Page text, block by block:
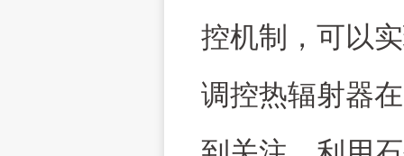
控机制，可以
调控热辐射器